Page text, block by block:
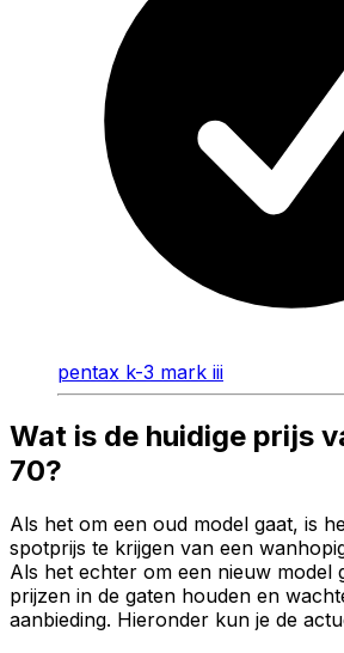
pentax k-3 mark iii
Wat is de huidige prijs
70?
Als het om een oud model gaat, is
spotprijs te krijgen van een
Als het echter om een nieuw model
prijzen in de gaten houden en
aanbieding. Hieronder kun je de